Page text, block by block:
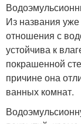
Из названия уже
отношения с
устойчива к
покрашенной
причине она
ванных комнат.